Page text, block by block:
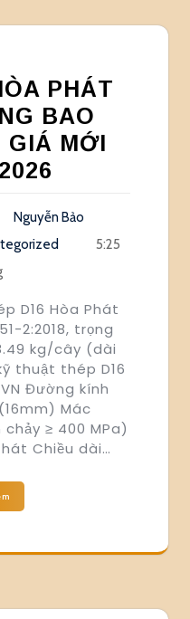
PHÁT
BAO
GIÁ MỚI
Nguyễn Bảo
5:25
D16 Hòa Phát
2:2018, trọng
kg/cây (dài
thuật thép D16
Đường kính
Mác
≥ 400 MPa)
Chiều dài…